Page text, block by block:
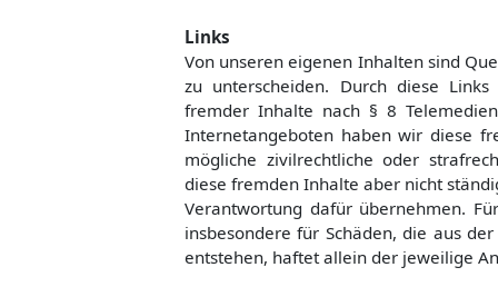
Links
Von unseren eigenen Inhalten sind
zu unterscheiden. Durch diese
fremder Inhalte nach § 8
Internetangeboten haben wir diese
mögliche zivilrechtliche oder
diese fremden Inhalte aber nicht
Verantwortung dafür übernehmen.
insbesondere für Schäden, die aus
entstehen, haftet allein der jeweilige